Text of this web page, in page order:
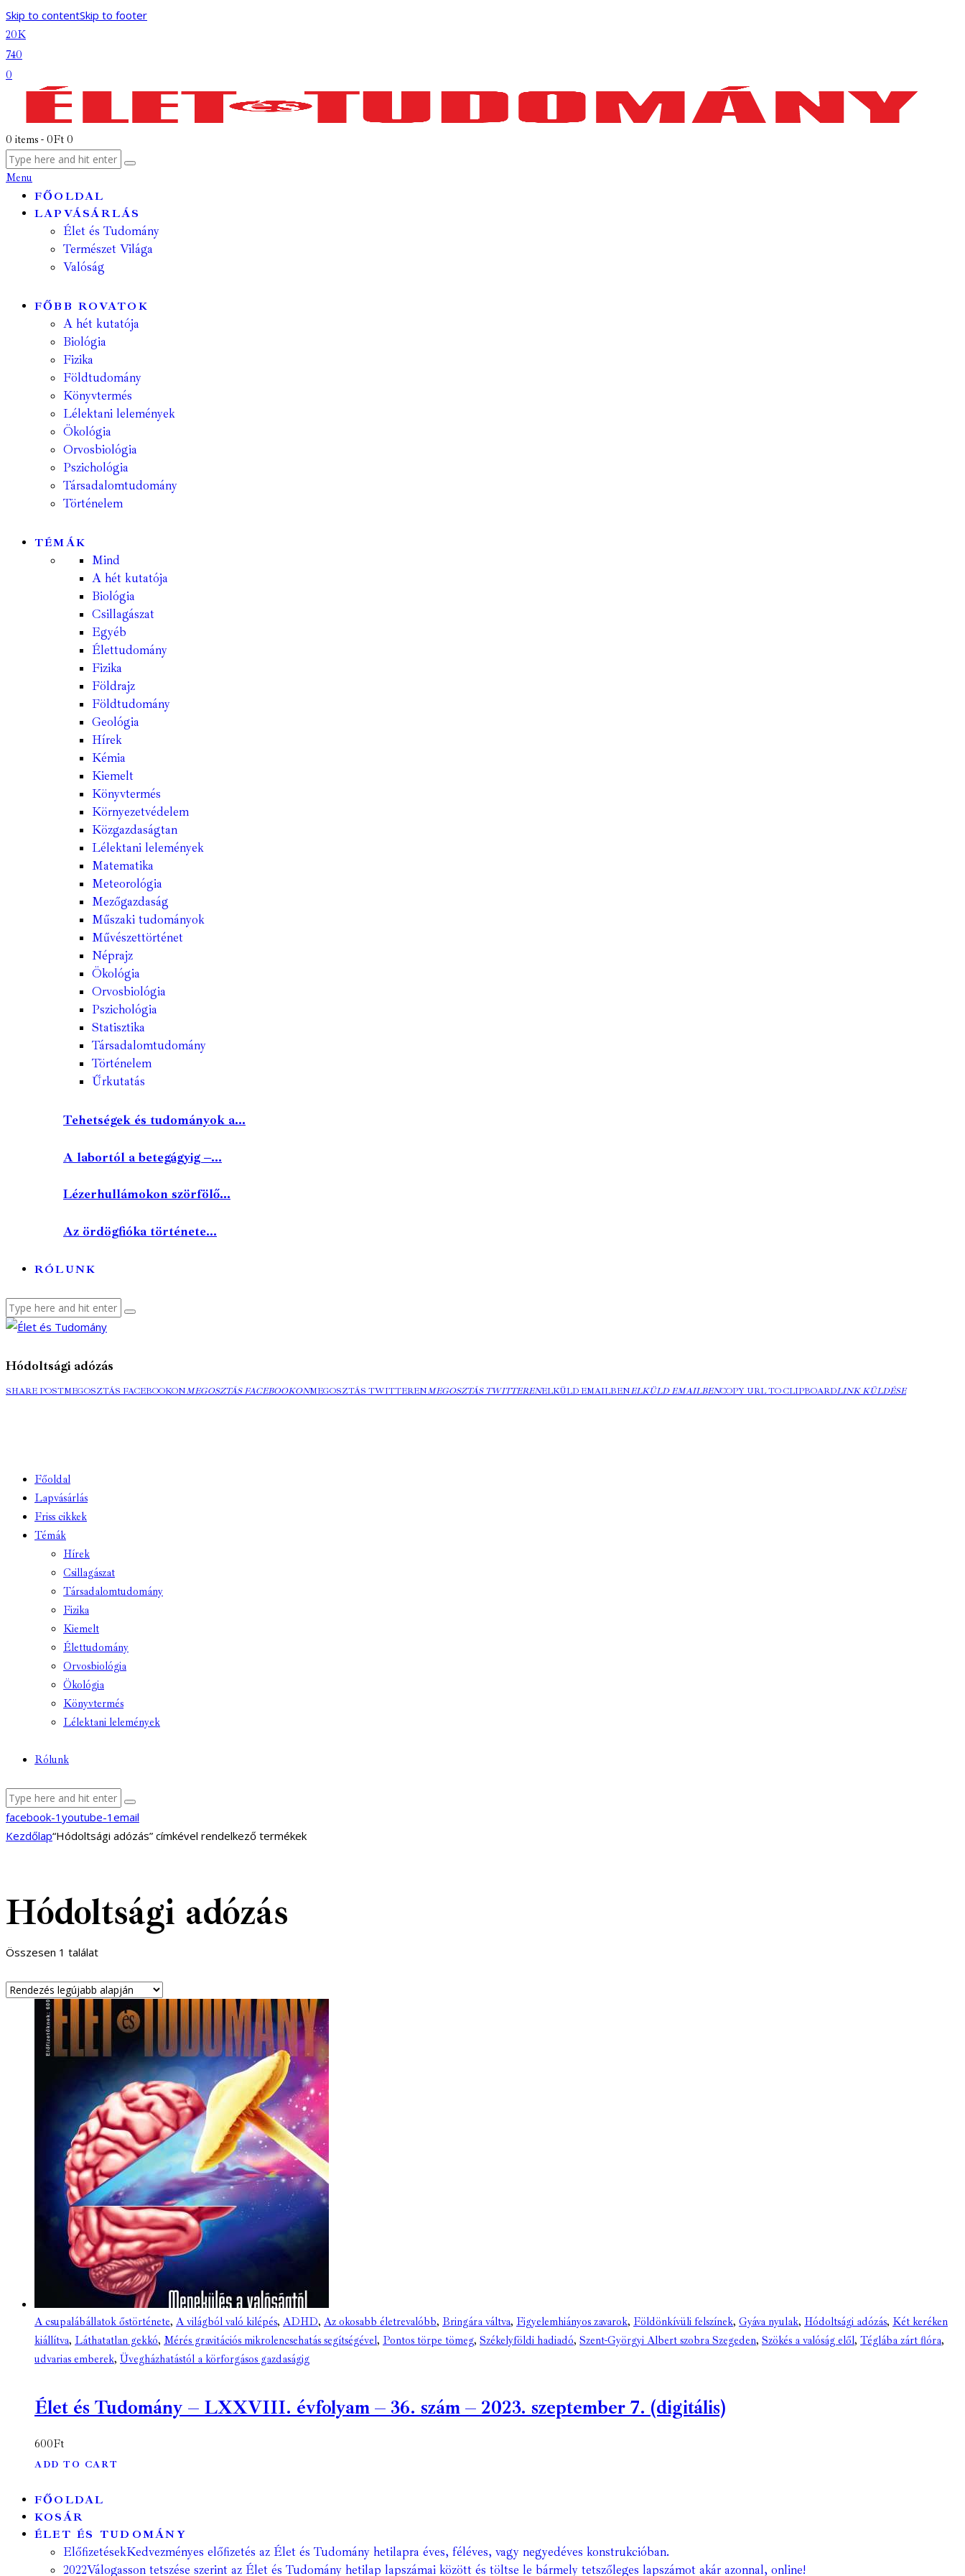
Skip to contentSkip to footer
20K
740
0
0 items - 0Ft 0
Menu
FŐOLDAL
LAPVÁSÁRLÁS
Élet és Tudomány
Természet Világa
Valóság
FŐBB ROVATOK
A hét kutatója
Biológia
Fizika
Földtudomány
Könyvtermés
Lélektani lelemények
Ökológia
Orvosbiológia
Pszichológia
Társadalomtudomány
Történelem
TÉMÁK
Mind
A hét kutatója
Biológia
Csillagászat
Egyéb
Élettudomány
Fizika
Földrajz
Földtudomány
Geológia
Hírek
Kémia
Kiemelt
Könyvtermés
Környezetvédelem
Közgazdaságtan
Lélektani lelemények
Matematika
Meteorológia
Mezőgazdaság
Műszaki tudományok
Művészettörténet
Néprajz
Ökológia
Orvosbiológia
Pszichológia
Statisztika
Társadalomtudomány
Történelem
Űrkutatás
Tehetségek és tudományok a...
A labortól a betegágyig –...
Lézerhullámokon szörfölő...
Az ördögfióka története...
RÓLUNK
Hódoltsági adózás
SHARE POSTMEGOSZTÁS FACEBOOKONMEGOSZTÁS FACEBOOKONMEGOSZTÁS TWITTERENMEGOSZTÁS TWITTERENELKÜLD EMAILBENELKÜLD EMAILBENCOPY URL TO CLIPBOARDLINK KÜLDÉSE
Főoldal
Lapvásárlás
Friss cikkek
Témák
Hírek
Csillagászat
Társadalomtudomány
Fizika
Kiemelt
Élettudomány
Orvosbiológia
Ökológia
Könyvtermés
Lélektani lelemények
Rólunk
facebook-1 youtube-1 email
Kezdőlap“Hódoltsági adózás” címkével rendelkező termékek
Hódoltsági adózás
Összesen 1 találat
A csupalábállatok őstörténete, A világból való kilépés, ADHD, Az okosabb életrevalóbb, Bringára váltva, Figyelemhiányos zavarok, Földönkívüli felszínek, Gyáva nyulak, Hódoltsági adózás, Két keréken
kiállítva, Láthatatlan gekkó, Mérés gravitációs mikrolencsehatás segítségével, Pontos törpe tömeg, Székelyföldi hadiadó, Szent-Györgyi Albert szobra Szegeden, Szökés a valóság elől, Téglába zárt flóra,
udvarias emberek, Üvegházhatástól a körforgásos gazdaságig
Élet és Tudomány – LXXVIII. évfolyam – 36. szám – 2023. szeptember 7. (digitális)
600Ft
ADD TO CART
FŐOLDAL
KOSÁR
ÉLET ÉS TUDOMÁNY
ElőfizetésekKedvezményes előfizetés az Élet és Tudomány hetilapra éves, féléves, vagy negyedéves konstrukcióban.
2022Válogasson tetszése szerint az Élet és Tudomány hetilap lapszámai között és töltse le bármely tetszőleges lapszámot akár azonnal, online!